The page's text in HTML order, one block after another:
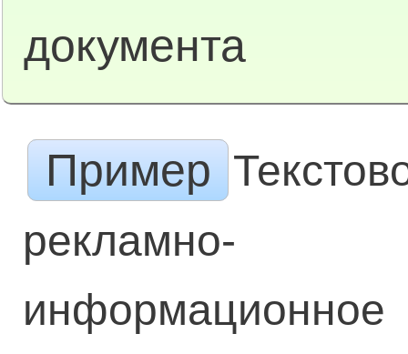
документа
Пример
рекламно-
информационное